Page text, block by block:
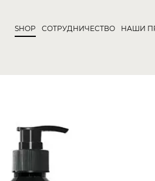
SHOP СОТРУДНИЧЕСТВО НАШИ